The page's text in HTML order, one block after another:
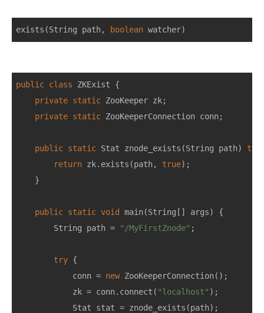
exists (String path, boolean watcher)
public class ZKExist
{
private static ZooKeeper zk;
private static ZooKeeperConnection conn;
public static Stat znode_exists (String path)
return zk. exists (path, true);
}
public static void main(String [] args)
{
String
path = "/MyFirstZnode" ;
try {
conn = new ZooKeeperConnection();
zk = conn. connect ( "localhost" );
Stat
stat = znode_exists (path);